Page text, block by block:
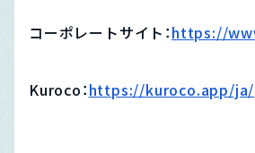
コーポレートサイト：https://
Kuroco：https://kuroco.app/ja/